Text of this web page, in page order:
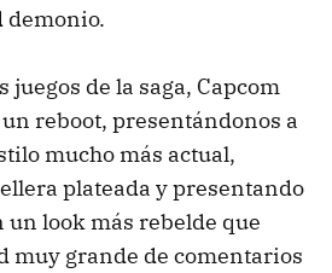
demonio.
juegos de la saga, Capcom
reboot, presentándonos a
mucho más actual,
plateada y presentando
un look más rebelde que
muy grande de comentarios